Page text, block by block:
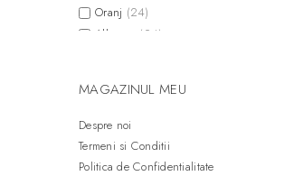
Oranj (24)
Albastru
(24)
Mov (19)
Negru
Antracit (13)
Taupe (11)
MAGAZINUL MEU
Despre noi
Termeni si Conditii
Politica de Confidentialitate